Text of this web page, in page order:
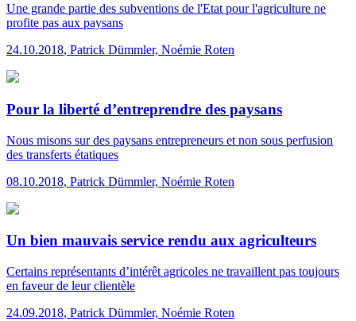
Une grande partie des subventions de l'Etat pour l'agriculture ne
profite pas aux paysans
24.10.2018, Patrick Dümmler, Noémie Roten
Pour la liberté d’entreprendre des paysans
Nous misons sur des paysans entrepreneurs et non sous perfusion
des transferts étatiques
08.10.2018, Patrick Dümmler, Noémie Roten
Un bien mauvais service rendu aux agriculteurs
Certains représentants d’intérêt agricoles ne travaillent pas toujours
en faveur de leur clientèle
24.09.2018, Patrick Dümmler, Noémie Roten